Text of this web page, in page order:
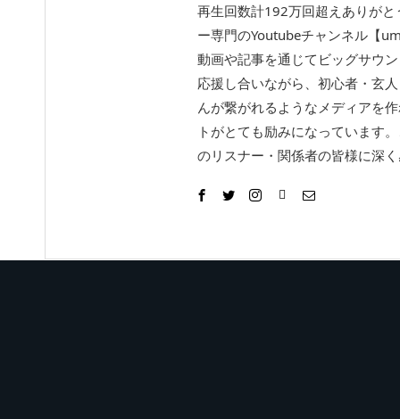
再生回数計192万回超えありが
ー専門のYoutubeチャンネル【
動画や記事を通じてビッグサウ
応援し合いながら、初心者・玄
んが繋がれるようなメディアを
トがとても励みになっています
のリスナー・関係者の皆様に深